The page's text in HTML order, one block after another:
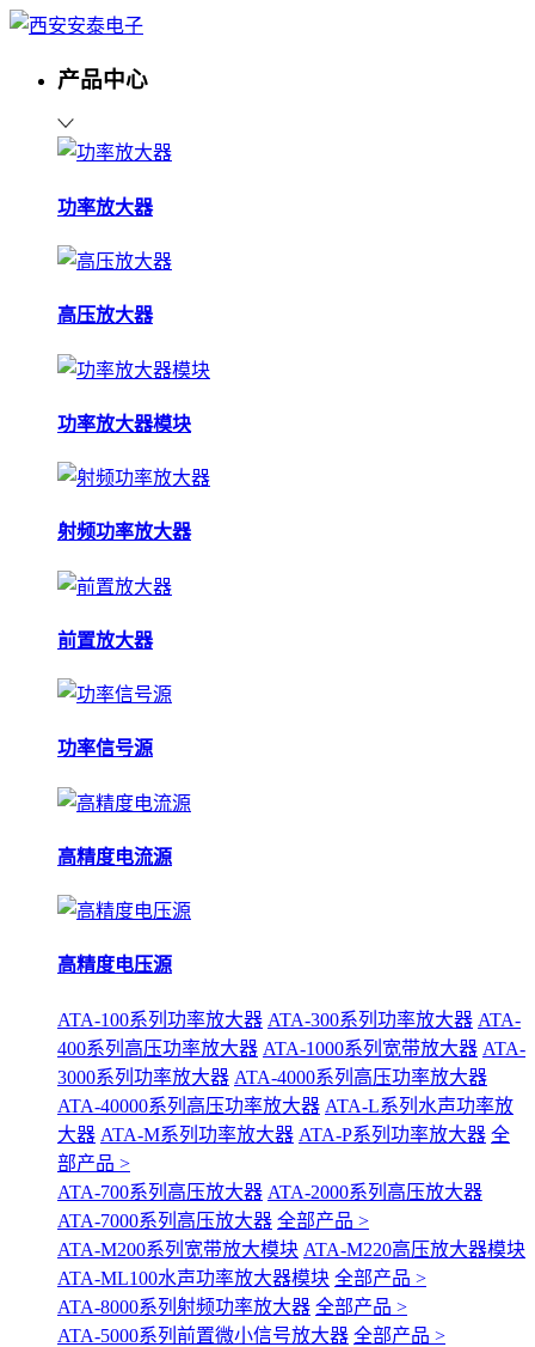
产品中心
功率放大器
高压放大器
功率放大器模块
射频功率放大器
前置放大器
功率信号源
高精度电流源
高精度电压源
ATA-100系列功率放大器 ATA-300系列功率放大器 ATA-
400系列高压功率放大器 ATA-1000系列宽带放大器 ATA-
3000系列功率放大器 ATA-4000系列高压功率放大器
ATA-40000系列高压功率放大器 ATA-L系列水声功率放
大器 ATA-M系列功率放大器 ATA-P系列功率放大器 全
部产品 >
ATA-700系列高压放大器 ATA-2000系列高压放大器
ATA-7000系列高压放大器 全部产品 >
ATA-M200系列宽带放大模块 ATA-M220高压放大器模块
ATA-ML100水声功率放大器模块 全部产品 >
ATA-8000系列射频功率放大器 全部产品 >
ATA-5000系列前置微小信号放大器 全部产品 >